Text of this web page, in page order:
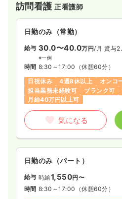
2交代（常勤）
給与 32.4万円/月 賞与78.8万円
※経験4年の例
時間 8:30～17:00（休憩60分）
ブランク可
月給39万円以上可
気になる
訪問看護正看護師
日勤のみ（常勤）
給与 30.0〜40.0万円/月 賞与
※一例
時間 8:30～17:00 （休憩60分）
日祝休み
4週8休以上
オンコ
担当業務未経験可
ブランク可
月給40万円以上可
気になる
日勤のみ（パート）
給与 時給1,550円〜
時間 8:30～17:00 （休憩60分）